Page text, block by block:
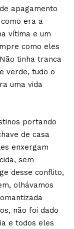
apagamento
era a
vítima e um
como eles
tinha tranca
verde, tudo o
uma vida
portando
de casa
enxergam
sem
desse conflito,
olhávamos
não foi dado
e todos eles